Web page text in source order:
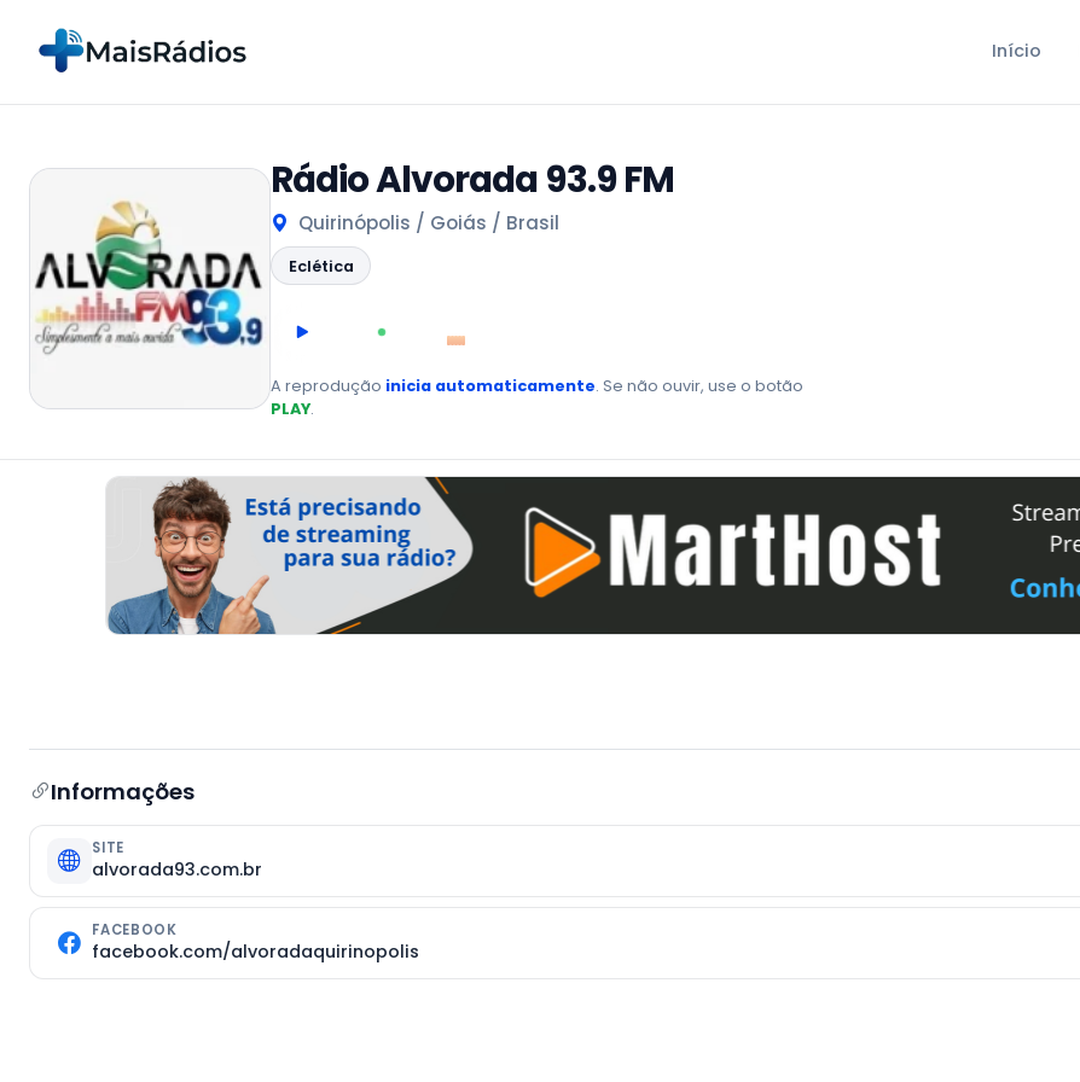
Início
Rádio Alvorada 93.9 FM
Quirinópolis / Goiás / Brasil
Eclética
AO VIVO
A reprodução inicia automaticamente. Se não ouvir, use o botão
PLAY.
Informações
SITE
alvorada93.com.br
FACEBOOK
facebook.com/alvoradaquirinopolis